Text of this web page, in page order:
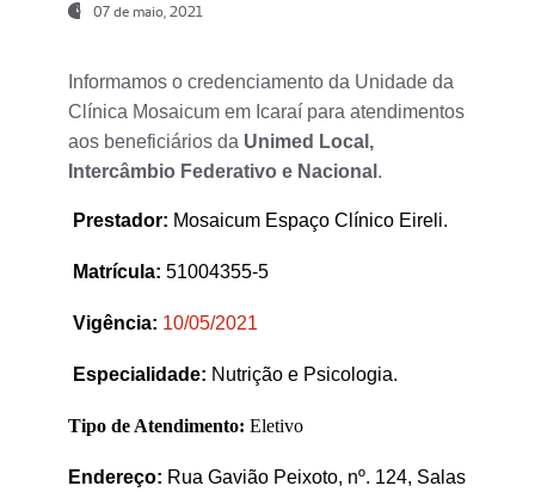
07 de maio, 2021
Informamos o credenciamento da Unidade da
Clínica Mosaicum em Icaraí para atendimentos
aos beneficiários da Unimed Local,
Intercâmbio Federativo e Nacional .
Prestador: Mosaicum Espaço Clínico Eireli.
Matrícula: 51004355-5
Vigência: 10/05/2021
Especialidade: Nutrição e Psicologia.
Tipo de Atendimento: Eletivo
Endereço: Rua Gavião Peixoto, nº. 124, Salas